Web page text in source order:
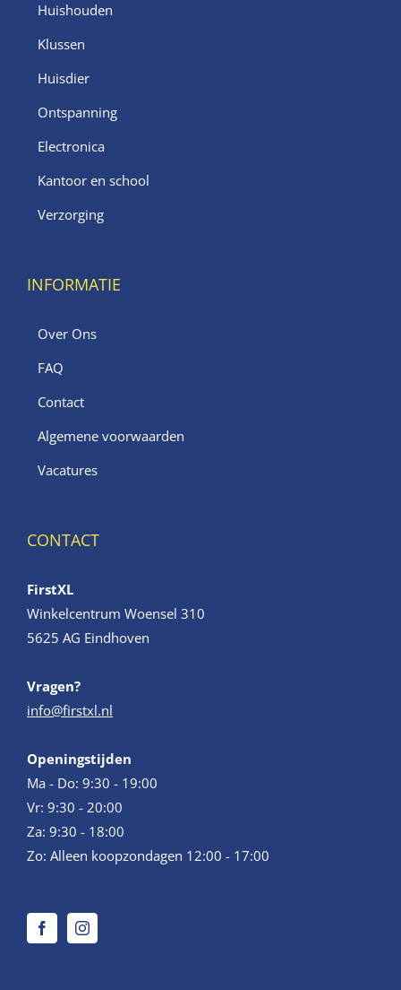
Huishouden
Klussen
Huisdier
Ontspanning
Electronica
Kantoor en school
Verzorging
INFORMATIE
Over Ons
FAQ
Contact
Algemene voorwaarden
Vacatures
CONTACT
FirstXL
Winkelcentrum Woensel 310
5625 AG Eindhoven
Vragen?
info@firstxl.nl
Openingstijden
Ma - Do: 9:30 - 19:00
Vr: 9:30 - 20:00
Za: 9:30 - 18:00
Zo: Alleen koopzondagen 12:00 - 17:00